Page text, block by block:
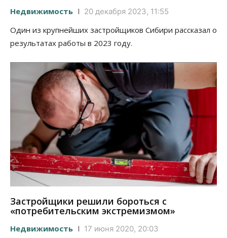
Недвижимость 20 декабря 2023, 11:55
Один из крупнейших застройщиков Сибири рассказал о
результатах работы в 2023 году.
Застройщики решили бороться с
«потребительским экстремизмом»
Недвижимость 17 июня 2020, 20:03